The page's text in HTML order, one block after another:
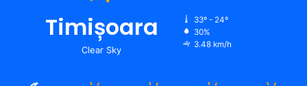
Timișoara
Clear Sky
33º - 24º
30%
3.48 km/h